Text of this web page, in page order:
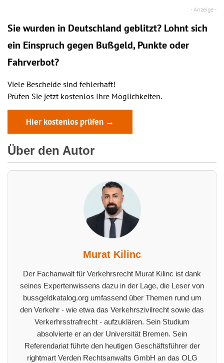
Sie wurden in Deutschland geblitzt? Lohnt sich
ein Einspruch gegen Bußgeld, Punkte oder
Fahrverbot?
Viele Bescheide sind fehlerhaft!
Prüfen Sie jetzt kostenlos Ihre Möglichkeiten.
Hier kostenlos prüfen →
Über den Autor
Murat Kilinc
Der Fachanwalt für Verkehrsrecht Murat Kilinc ist dank
seines Expertenwissens dazu in der Lage, die Leser von
bussgeldkatalog.org umfassend über Themen rund um
den Verkehr - wie etwa das Verkehrszivilrecht sowie das
Verkerhrsstrafrecht - aufzuklären. Sein Studium
absolvierte er an der Universität Bremen. Sein
Referendariat führte den heutigen Geschäftsführer der
rightmart Verden Rechtsanwalts GmbH an das OLG